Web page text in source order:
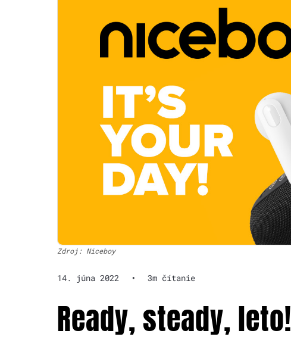
Zdroj: Niceboy
14. júna 2022 • 3m čítanie
Ready, steady, leto!